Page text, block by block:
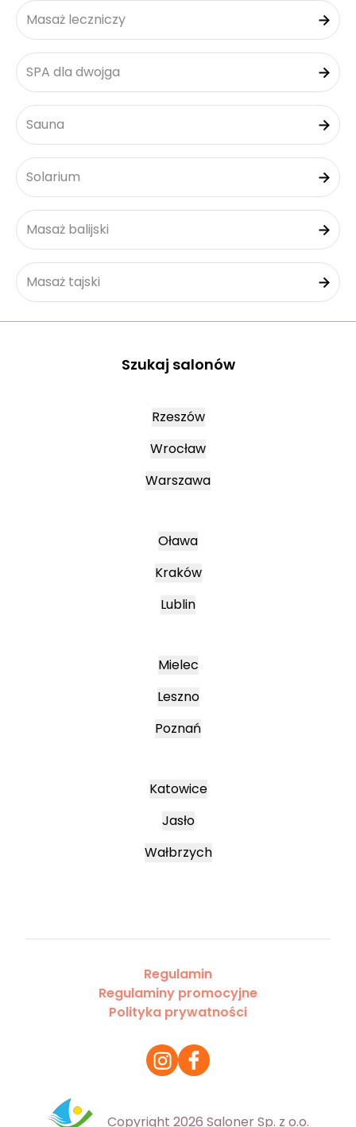
Masaż leczniczy
SPA dla dwojga
Sauna
Solarium
Masaż balijski
Masaż tajski
Szukaj salonów
Rzeszów
Wrocław
Warszawa
Oława
Kraków
Lublin
Mielec
Leszno
Poznań
Katowice
Jasło
Wałbrzych
Regulamin
Regulaminy promocyjne
Polityka prywatności
Copyright 2026 Saloner Sp. z o.o.